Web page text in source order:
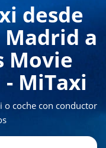
desde
a
Movie
MiTaxi
o coche con conductor